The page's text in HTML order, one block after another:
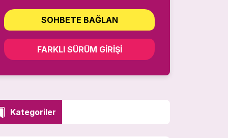
SOHBETE BAĞLAN
FARKLI SÜRÜM GIRIŞI
Kategoriler